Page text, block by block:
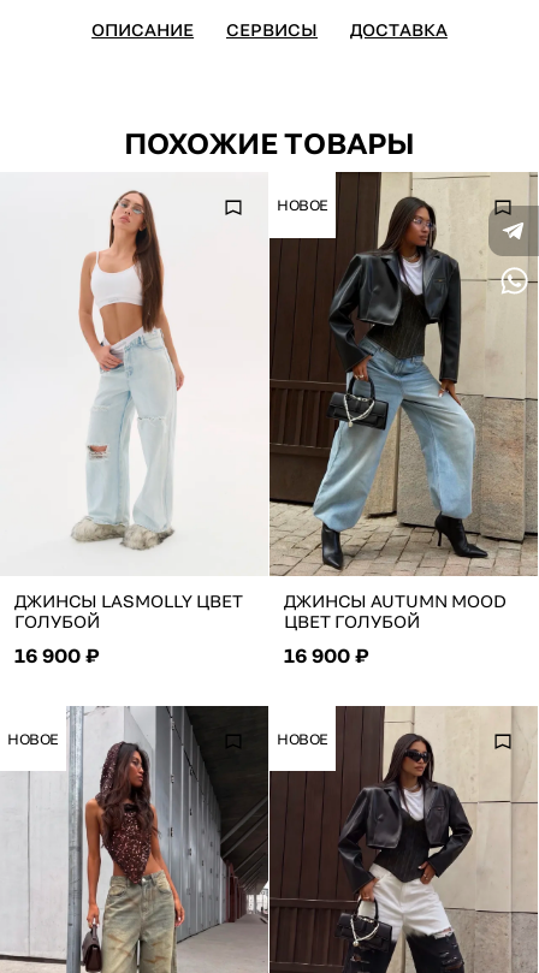
ОПИСАНИЕ СЕРВИСЫ ДОСТАВКА
ПОХОЖИЕ ТОВАРЫ
ДЖИНСЫ LASMOLLY ЦВЕТ
ГОЛУБОЙ
16 900 ₽
НОВОЕ
ДЖИНСЫ AUTUMN MOOD
ЦВЕТ ГОЛУБОЙ
16 900 ₽
НОВОЕ НОВОЕ